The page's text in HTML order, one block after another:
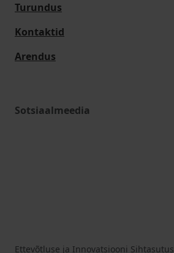
Turundus
Kontaktid
Arendus
Sotsiaalmeedia
Ettevõtluse ja Innovatsiooni Sihtasutus